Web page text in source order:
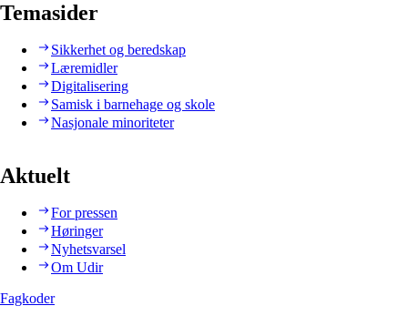
Temasider
Sikkerhet og beredskap
Læremidler
Digitalisering
Samisk i barnehage og skole
Nasjonale minoriteter
Aktuelt
For pressen
Høringer
Nyhetsvarsel
Om Udir
Fagkoder